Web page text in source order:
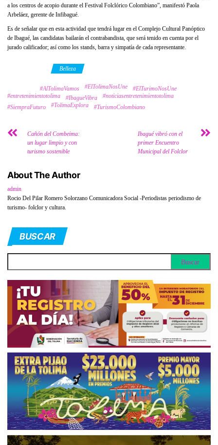
a los centros de acopio durante el Festival Folclórico Colombiano”, manifestó Paola
Arbeláez, gerente de Infibagué.
Es de señalar que en esta actividad que tendrá lugar en el Complejo Cultural Panóptico
de Ibagué, las candidatas bailarán el contrabandista, que será tenido en cuenta por el
jurado calificador; así como los stands, barra y simpatía de cada representante.
Belleza
#AlTolimaVamos #ElTolimaNosUne
#ElTurimoNosUne
#entretenimientotolima
#IbagueVibra
#noticiasentretenimientotolima
#SiempraFuturo
#TolimaExplora #TurismoColombiano
Cañón del Combeima:
un lugar limpio y con
turismo sostenible
Ibagué vibró con el
primer Encuentro
Municipal del Folclor
About The Author
admin
Rocio Del Pilar Romero Solorzano Comunicadora Social -Periodistas periodismo de
turismo- folclor y cultura.
BUSCAR